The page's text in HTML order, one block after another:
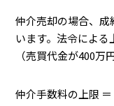
仲介売却の場合、
います。法令によ
（売買代金が400万
仲介手数料の上限